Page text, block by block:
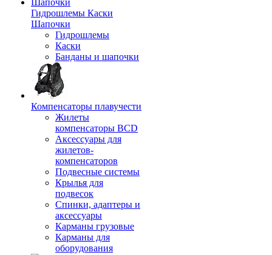
Гидрошлемы Каски
Шапочки
Гидрошлемы
Каски
Банданы и шапочки
Компенсаторы плавучести
Жилеты
компенсаторы BCD
Аксессуары для
жилетов-
компенсаторов
Подвесные системы
Крылья для
подвесок
Спинки, адаптеры и
аксессуары
Карманы грузовые
Карманы для
оборудования